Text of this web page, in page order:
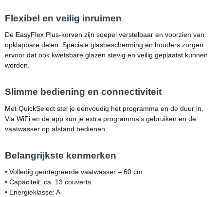
Flexibel en veilig inruimen
De EasyFlex Plus-korven zijn soepel verstelbaar en voorzien van
opklapbare delen. Speciale glasbescherming en houders zorgen
ervoor dat ook kwetsbare glazen stevig en veilig geplaatst kunnen
worden.
Slimme bediening en connectiviteit
Met QuickSelect stel je eenvoudig het programma en de duur in.
Via WiFi en de app kun je extra programma’s gebruiken en de
vaatwasser op afstand bedienen.
Belangrijkste kenmerken
• Volledig geïntegreerde vaatwasser – 60 cm
• Capaciteit: ca. 13 couverts
• Energieklasse: A